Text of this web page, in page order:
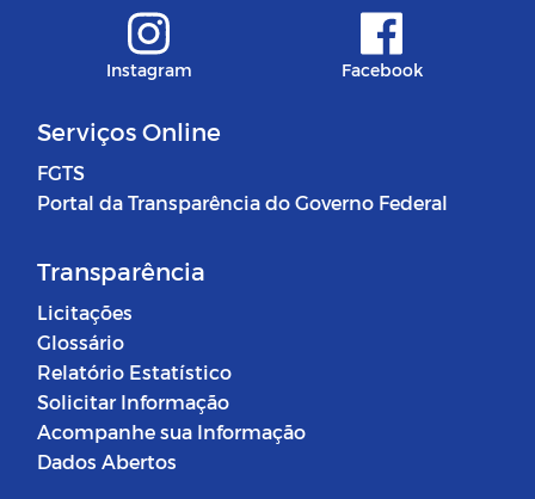
Instagram Facebook
Serviços Online
FGTS
Portal da Transparência do Governo Federal
Transparência
Licitações
Glossário
Relatório Estatístico
Solicitar Informação
Acompanhe sua Informação
Dados Abertos